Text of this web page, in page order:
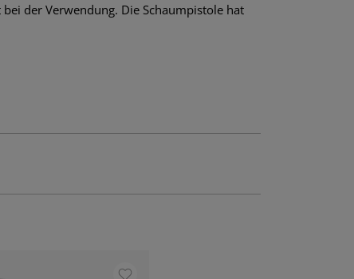
bei der Verwendung. Die Schaumpistole hat